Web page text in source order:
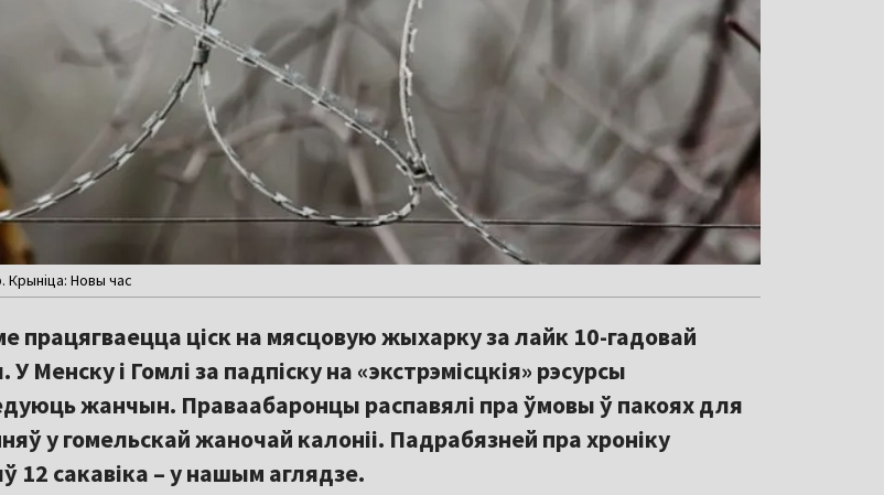
Новы час
працягваецца ціск на мясцовую жыхарку за лайк 10-гадовай
У Менску і Гомлі за падпіску на «экстрэмісцкія» рэсурсы
жанчын. Праваабаронцы распавялі пра ўмовы ў пакоях для
у гомельскай жаночай калоніі. Падрабязней пра хроніку
12 сакавіка – у нашым аглядзе.